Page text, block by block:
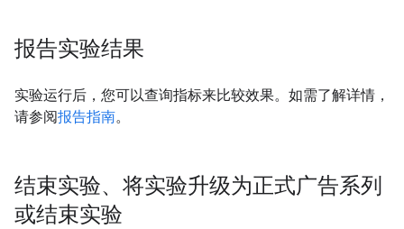
报告实验结果
实验运行后，您可以查询指标来比较效果。如需了解详情，
请参阅报告指南。
结束实验、将实验升级为正式广告系列
或结束实验